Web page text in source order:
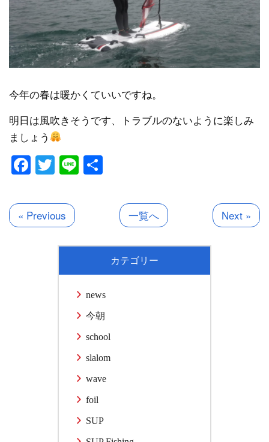
今年の春は暖かくていいですね。
明日は風吹きそうです、トラブルのないように楽しみ
ましょう
Facebook
Twitter
Line
« Previous 一覧へ Next »
カテゴリー
news
今朝
school
slalom
wave
foil
SUP